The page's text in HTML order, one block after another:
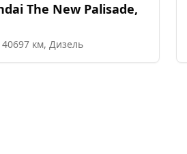
The New Palisade,
40697 км, Дизель